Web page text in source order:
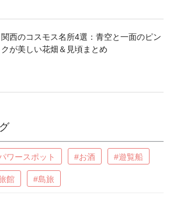
関西のコスモス名所4選：青空と一面のピン
クが美しい花畑＆見頃まとめ
ワースポット #お酒 #遊覧船
館 #島旅